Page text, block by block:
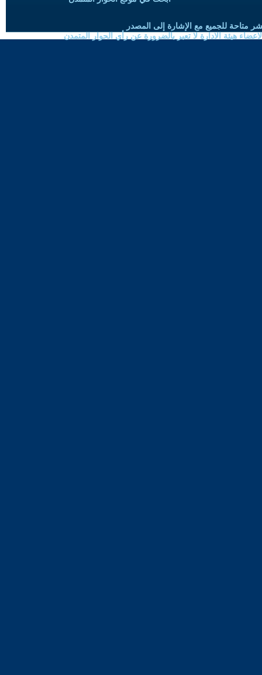
متاحة للجميع مع الإشارة إلى المصدر
هيئة الادارة لا تعبر بالضرورة عن رأي الحوار المتمدن